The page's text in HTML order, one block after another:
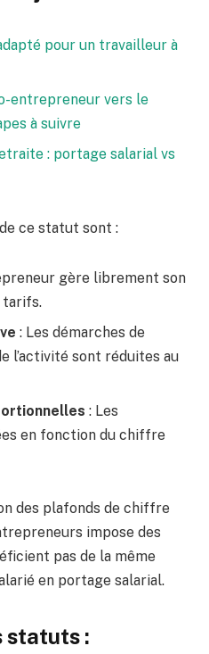
pour un travailleur à
entrepreneur vers le
à suivre
: portage salarial vs
ce statut sont :
gère librement son
tarifs.
: Les démarches de
l’activité sont réduites au
: Les
en fonction du chiffre
des plafonds de chiffre
impose des
pas de la même
en portage salarial.
statuts :